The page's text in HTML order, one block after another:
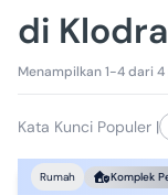
di
Menampilkan 1-4 dari
Kata Kunci Populer |
Rumah Komplek